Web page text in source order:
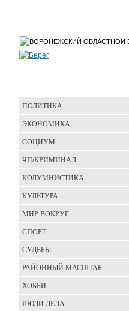
ПОЛИТИКА
ЭКОНОМИКА
СОЦИУМ
ЧП/КРИМИНАЛ
КОЛУМНИСТИКА
КУЛЬТУРА
МИР ВОКРУГ
СПОРТ
СУДЬБЫ
РАЙОННЫЙ МАСШТАБ
ХОББИ
ЛЮДИ ДЕЛА